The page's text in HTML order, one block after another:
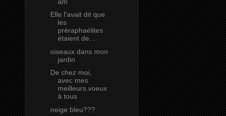
Elle l'avait dit que
les
préraphaélites
étaient de...
oiseaux dans mon
jardin
De chez moi,
avec mes
meilleurs voeux
à tous
neige bleu???